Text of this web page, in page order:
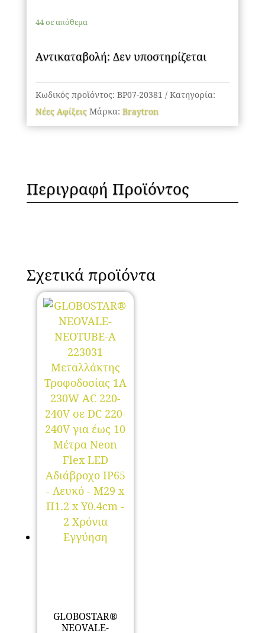
Ø30
ποσότητα
44 σε απόθεμα
Αντικαταβολή: Δεν υποστηρίζεται
Κωδικός προϊόντος: BP07-20381
Κατηγορία:
Νέες Αφίξεις Μάρκα: Braytron
Περιγραφή Προϊόντος
Σχετικά προϊόντα
GLOBOSTAR®
NEOVALE-